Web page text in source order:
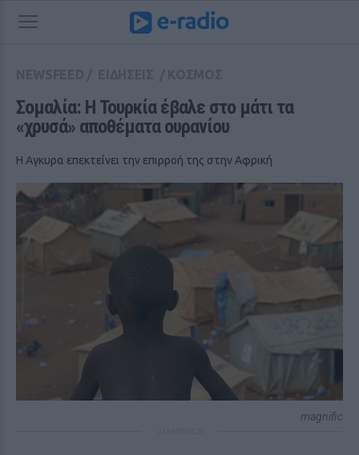
Σομαλία: Η Τουρκία έβαλε στο μάτι τα
«χρυσά» αποθέματα ουρανίου
Η Αγκυρα επεκτείνει την επιρροή της στην Αφρική
magnific